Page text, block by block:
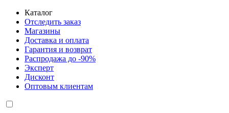
Каталог
Отследить заказ
Магазины
Доставка и оплата
Гарантия и возврат
Распродажа до -90%
Эксперт
Дисконт
Оптовым клиентам